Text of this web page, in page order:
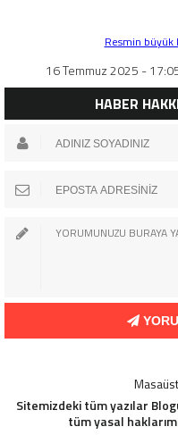
Resmin büyük
16 Temmuz 2025 -
HABER
Sitemizdeki tüm yazılar
tüm yasal